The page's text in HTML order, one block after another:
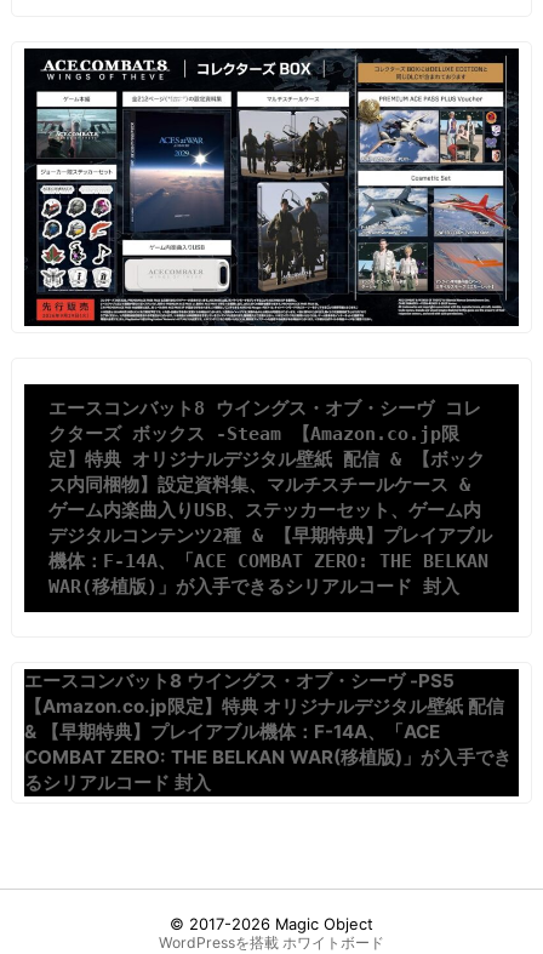
エースコンバット8 ウイングス・オブ・シーヴ コレ
クターズ ボックス -Steam 【Amazon.co.jp限
定】特典 オリジナルデジタル壁紙 配信 & 【ボック
ス内同梱物】設定資料集、マルチスチールケース &
ゲーム内楽曲入りUSB、ステッカーセット、ゲーム内
デジタルコンテンツ2種 & 【早期特典】プレイアブル
機体：F-14A、「ACE COMBAT ZERO: THE BELKAN
WAR(移植版)」が入手できるシリアルコード 封入
エースコンバット8 ウイングス・オブ・シーヴ -PS5
【Amazon.co.jp限定】特典 オリジナルデジタル壁紙 配信
& 【早期特典】プレイアブル機体：F-14A、「ACE
COMBAT ZERO: THE BELKAN WAR(移植版)」が入手でき
るシリアルコード 封入
© 2017-2026 Magic Object
WordPressを搭載 ホワイトボード